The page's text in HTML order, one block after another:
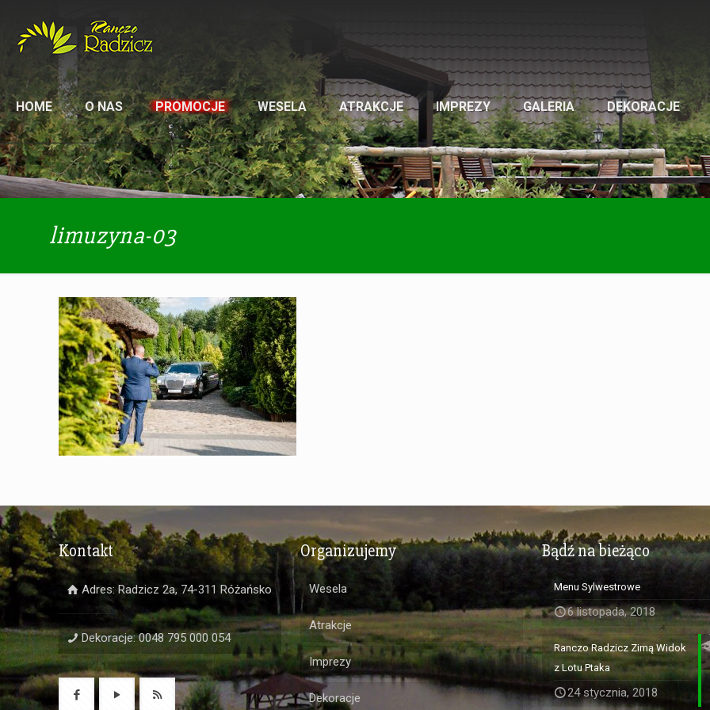
HOME O NAS PROMOCJE WESELA ATRAKCJE IMPREZY GALERIA DEKORACJE
limuzyna-03
Kontakt
Adres: Radzicz 2a, 74-311 Różańsko
Dekoracje: 0048 795 000 054
Organizujemy
Wesela
Atrakcje
Imprezy
Dekoracje
Bądź na bieżąco
Menu Sylwestrowe
6 listopada, 2018
Ranczo Radzicz Zimą Widok
z Lotu Ptaka
24 stycznia, 2018